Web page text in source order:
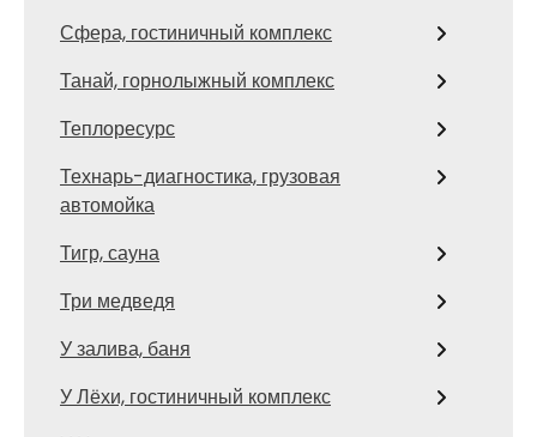
Сфера, гостиничный комплекс
Танай, горнолыжный комплекс
Теплоресурс
Технарь-диагностика, грузовая
автомойка
Тигр, сауна
Три медведя
У залива, баня
У Лёхи, гостиничный комплекс